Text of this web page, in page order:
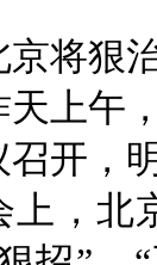
狠治
午，
召开，
北京